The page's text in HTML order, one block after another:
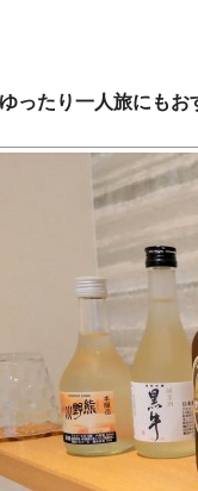
ったり一人旅にもお